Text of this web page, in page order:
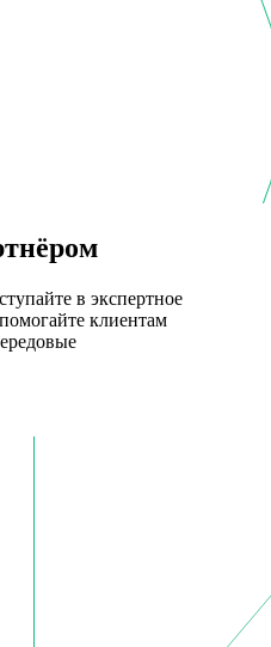
в экспертное
клиентам